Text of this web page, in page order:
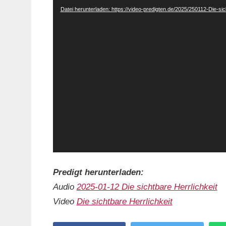
Datei herunterladen: https://video-predigten.de/2025/250112-Die-
Predigt herunterladen:
Audio 2025-01-12 Die sichtbare Herrlichkeit
Video Die sichtbare Herrlichkeit